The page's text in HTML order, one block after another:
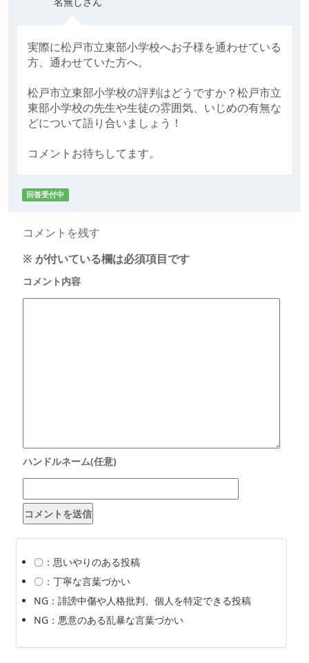
実際に松戸市立東部小学校へお子様を通わせている
方、通わせていた方へ。
松戸市立東部小学校の評判はどうですか？松戸市立
東部小学校の先生や生徒の雰囲気、いじめの有無な
どについて語り合いましょう！
コメントお待ちしてます。
回答受付中
コメントを残す
※ が付いている欄は必須項目です
〇：思いやりのある投稿
〇：丁寧な言葉づかい
NG：誹謗中傷や人格批判、個人を特定できる投稿
NG：悪意のある乱暴な言葉づかい